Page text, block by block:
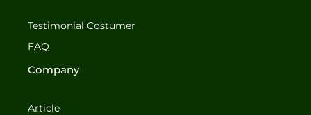
o
o
k
-
g
m
Testimonial Costumer
FAQ
Company
Article